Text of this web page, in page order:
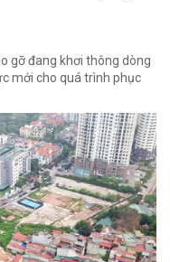
gỡ đang khơi thông dòng
mới cho quá trình phục